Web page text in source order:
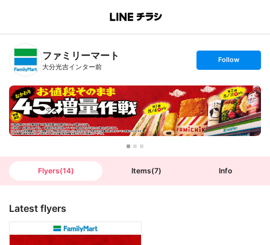
B
n
T
ファミリーマート
大分光吉インター前
s
t
o
l
l
o
w
Follow
Flyers(14) Items(7) Info
Latest flyers